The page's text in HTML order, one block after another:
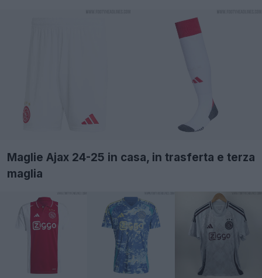
Maglie Ajax 24-25 in casa, in trasferta e terza
maglia